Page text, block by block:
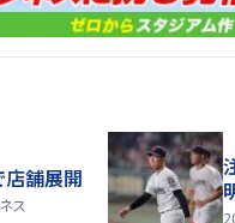
舗展開
ス